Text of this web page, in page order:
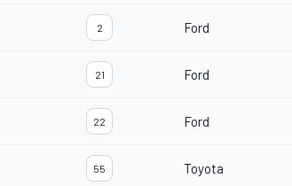
2 Ford
21 Ford
22 Ford
55 Toyota